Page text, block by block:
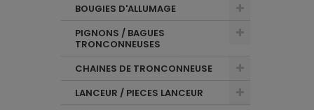
BOUGIES D'ALLUMAGE
PIGNONS / BAGUES
TRONCONNEUSES
CHAINES DE TRONCONNEUSE
LANCEUR / PIECES LANCEUR